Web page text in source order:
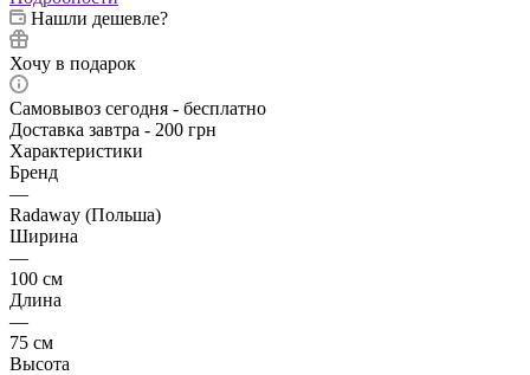
Нашли дешевле?
Хочу в подарок
Самовывоз сегодня - бесплатно
Доставка завтра - 200 грн
Характеристики
Бренд
—
Radaway (Польша)
Ширина
—
100 см
Длина
—
75 см
Высота